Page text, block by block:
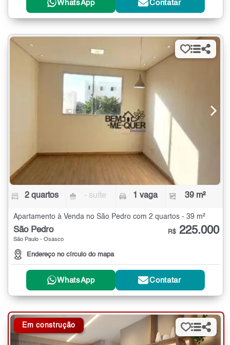
WhatsApp Contatar
2 quartos - suíte 1 vaga 39 m²
Apartamento à Venda no São Pedro com 2 quartos - 39 m²
São Pedro
São Paulo - Osasco
Endereço no círculo do mapa
R$ 225.000
WhatsApp Contatar
Em construção